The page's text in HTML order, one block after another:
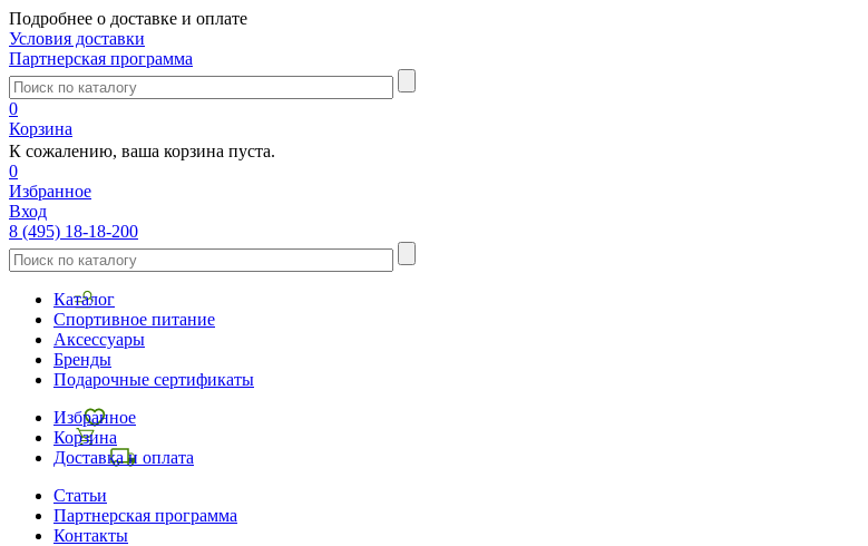
Подробнее о доставке и оплате
Условия доставки
Партнерская программа
0
Корзина
К сожалению, ваша корзина пуста.
0
Избранное
Вход
8 (495) 18-18-200
Каталог
Спортивное питание
Аксессуары
Бренды
Подарочные сертификаты
Избранное
Корзина
Доставка и оплата
Статьи
Партнерская программа
Контакты